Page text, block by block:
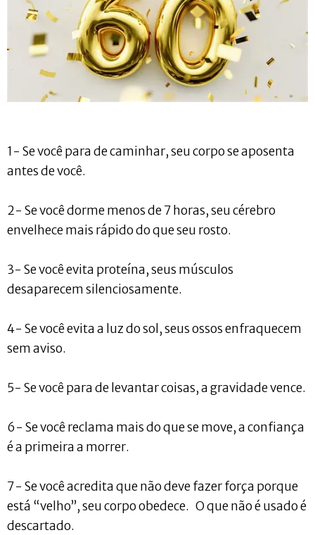
1- Se você para de caminhar, seu corpo se aposenta
antes de você.
2- Se você dorme menos de 7 horas, seu cérebro
envelhece mais rápido do que seu rosto.
3- Se você evita proteína, seus músculos
desaparecem silenciosamente.
4- Se você evita a luz do sol, seus ossos enfraquecem
sem aviso.
5- Se você para de levantar coisas, a gravidade vence.
6- Se você reclama mais do que se move, a confiança
é a primeira a morrer.
7- Se você acredita que não deve fazer força porque
está “velho”, seu corpo obedece. O que não é usado é
descartado.